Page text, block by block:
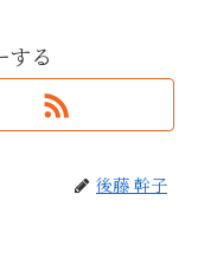
する
後藤 幹子